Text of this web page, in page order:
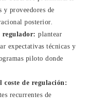
y proveedores de
posterior.
regulador: plantear
expectativas técnicas y
piloto donde
de regulación:
recurrentes de